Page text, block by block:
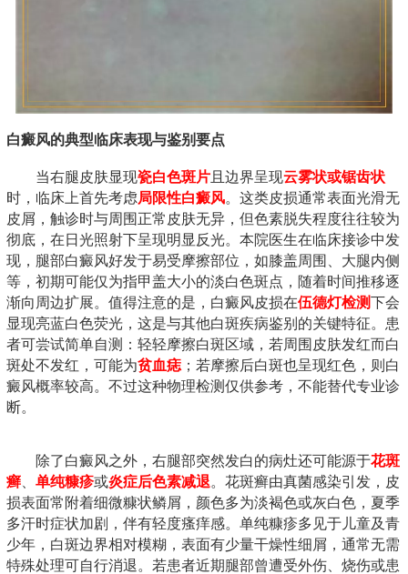
白癜风的典型临床表现与鉴别要点
当右腿皮肤显现瓷白色斑片 且边界呈现云雾状或锯齿状
时，临床上首先考虑局限性白癜风。这类皮损通常表面光滑无
皮屑，触诊时与周围正常皮肤无异，但色素脱失程度往往较为
彻底，在日光照射下呈现明显反光。本院医生在临床接诊中发
现，腿部白癜风好发于易受摩擦部位，如膝盖周围、大腿内侧
等，初期可能仅为指甲盖大小的淡白色斑点，随着时间推移逐
渐向周边扩展。值得注意的是，白癜风皮损在伍德灯检测下会
显现亮蓝白色荧光，这是与其他白斑疾病鉴别的关键特征。患
者可尝试简单自测：轻轻摩擦白斑区域，若周围皮肤发红而白
斑处不发红，可能为贫血痣 ；若摩擦后白斑也呈现红色，则白
癜风概率较高。不过这种物理检测仅供参考，不能替代专业诊
断。
除了白癜风之外，右腿部突然发白的病灶还可能源于花斑
癣
单纯糠疹或炎症后色素减退。花斑癣由真菌感染引发，皮
损表面常附着细微糠状鳞屑，颜色多为淡褐色或灰白色，夏季
多汗时症状加剧，伴有轻度瘙痒感。单纯糠疹多见于儿童及青
少年，白斑边界相对模糊，表面有少量干燥性细屑，通常无需
特殊处理可自行消退。若患者近期腿部曾遭受外伤、烧伤或患